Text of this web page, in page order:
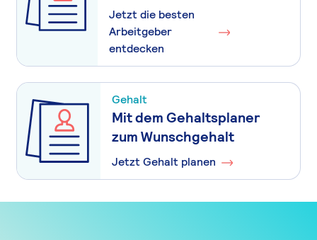
Jetzt die besten
Arbeitgeber
entdecken
Gehalt
Mit dem Gehaltsplaner
zum Wunschgehalt
Jetzt Gehalt planen